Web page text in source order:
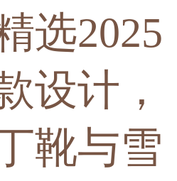
选2025
设计，
靴与雪